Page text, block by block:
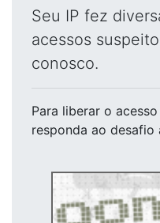
Seu IP fez
acessos
conosco.
Para liberar o acesso
responda ao desafio